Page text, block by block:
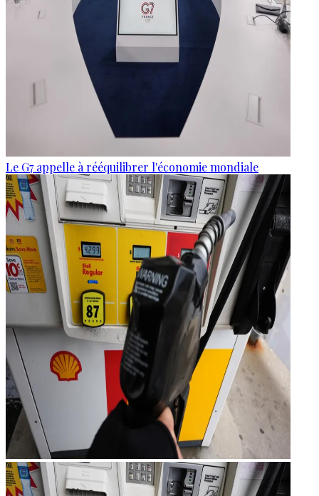
Le G7 appelle à rééquilibrer l'économie mondiale